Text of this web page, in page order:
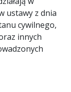
ustawy z dnia
cywilnego,
innych